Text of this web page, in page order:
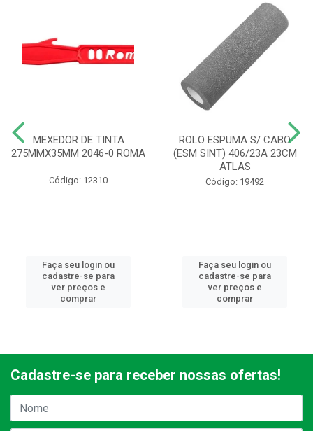
MEXEDOR DE TINTA
275MMX35MM 2046-0 ROMA
Código: 12310
Faça seu login ou
cadastre-se para
ver preços e
comprar
ROLO ESPUMA S/ CABO
(ESM SINT) 406/23A 23CM
ATLAS
Código: 19492
Faça seu login ou
cadastre-se para
ver preços e
comprar
Cadastre-se para receber nossas ofertas!